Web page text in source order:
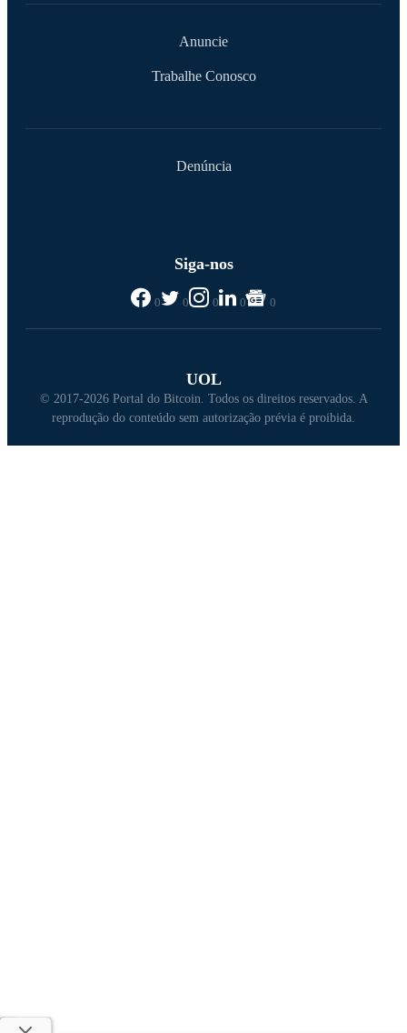
Anuncie
Trabalhe Conosco
Denúncia
Siga-nos
0 0 0 0 0
UOL
© 2017-2026 Portal do Bitcoin. Todos os direitos reservados. A
reprodução do conteúdo sem autorização prévia é proibida.